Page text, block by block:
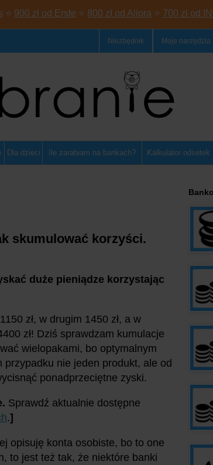
⭐ 900 zł od Erste ⭐ 800 zł od Aliora ⭐ 700 zł od
Niezbędnik Moje narzędzia
Dla dzieci Ile zarabiam na bankach? Kalkulator odsetek
skumulować korzyści.
duże pieniądze korzystając
zł, w drugim 1450 zł, a w
zł! Dziś sprawdzam kumulacje
wielopakami, bo optymalnym
przypadku nie jeden produkt, ale od
ponadprzeciętne zyski.
Sprawdź aktualnie dostępne
.]
opisuję konta osobiste, bo to one
to jest też tak, że niektóre banki